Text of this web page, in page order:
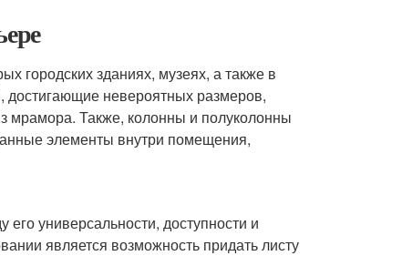
городских зданиях, музеях, а также в
невероятных размеров,
мрамора. Также, колонны и полуколонны
элементы внутри помещения,
универсальности, доступности и
является возможность придать листу